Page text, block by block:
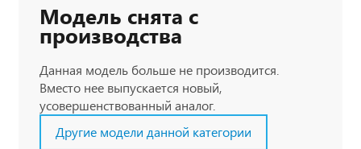
Модель снята с
производства
Данная модель больше не производится.
Вместо нее выпускается новый,
усовершенствованный аналог.
Другие модели данной категории